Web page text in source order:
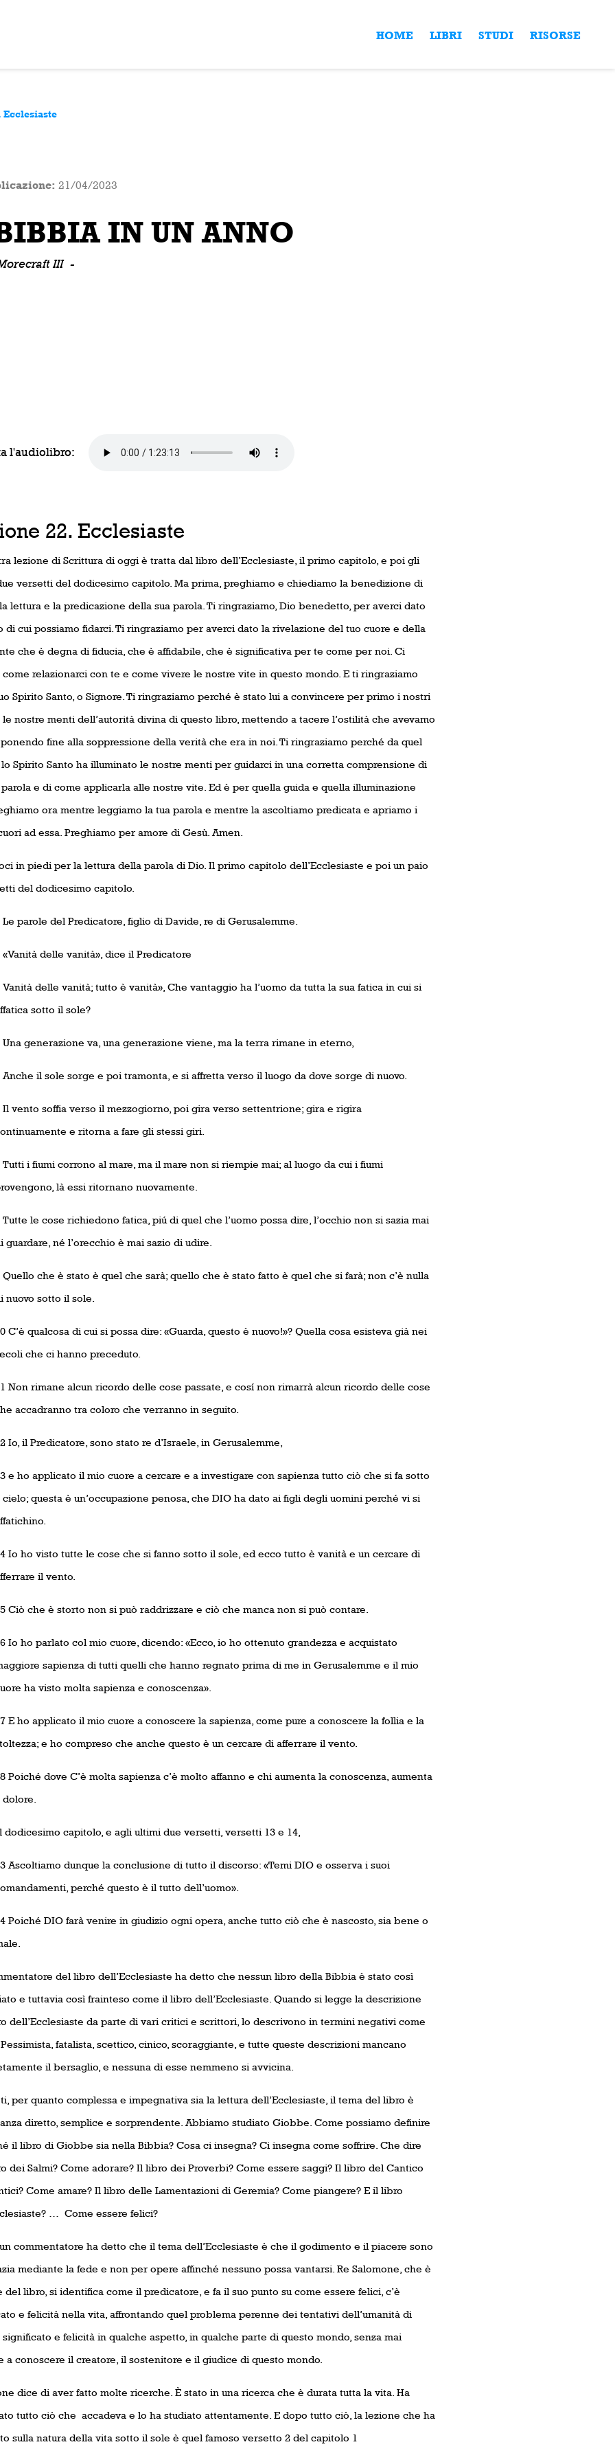
HOME LIBRI STUDI RISORSE
Ecclesiaste
21/04/2023
IN UN ANNO
III -
l'audiolibro:
22. Ecclesiaste
lezione di Scrittura di oggi è tratta dal libro dell’Ecclesiaste, il primo capitolo, e poi gli
versetti del dodicesimo capitolo. Ma prima, preghiamo e chiediamo la benedizione di
lettura e la predicazione della sua parola. Ti ringraziamo, Dio benedetto, per averci dato
di cui possiamo fidarci. Ti ringraziamo per averci dato la rivelazione del tuo cuore e della
che è degna di fiducia, che è affidabile, che è significativa per te come per noi. Ci
come relazionarci con te e come vivere le nostre vite in questo mondo. E ti ringraziamo
Spirito Santo, o Signore. Ti ringraziamo perché è stato lui a convincere per primo i nostri
nostre menti dell’autorità divina di questo libro, mettendo a tacere l’ostilità che avevamo
fine alla soppressione della verità che era in noi. Ti ringraziamo perché da quel
Spirito Santo ha illuminato le nostre menti per guidarci in una corretta comprensione di
e di come applicarla alle nostre vite. Ed è per quella guida e quella illuminazione
ora mentre leggiamo la tua parola e mentre la ascoltiamo predicata e apriamo i
ad essa. Preghiamo per amore di Gesù. Amen.
in piedi per la lettura della parola di Dio. Il primo capitolo dell’Ecclesiaste e poi un paio
del dodicesimo capitolo.
Le parole del Predicatore, figlio di Davide, re di Gerusalemme.
«Vanità delle vanità», dice il Predicatore
Vanità delle vanità; tutto è vanità», Che vantaggio ha l’uomo da tutta la sua fatica in cui si
sotto il sole?
Una generazione va, una generazione viene, ma la terra rimane in eterno,
Anche il sole sorge e poi tramonta, e si affretta verso il luogo da dove sorge di nuovo.
Il vento soffia verso il mezzogiorno, poi gira verso settentrione; gira e rigira
e ritorna a fare gli stessi giri.
Tutti i fiumi corrono al mare, ma il mare non si riempie mai; al luogo da cui i fiumi
là essi ritornano nuovamente.
Tutte le cose richiedono fatica, piú di quel che l’uomo possa dire, l’occhio non si sazia mai
guardare, né l’orecchio è mai sazio di udire.
Quello che è stato è quel che sarà; quello che è stato fatto è quel che si farà; non c’è nulla
nuovo sotto il sole.
C’è qualcosa di cui si possa dire: «Guarda, questo è nuovo!»? Quella cosa esisteva già nei
che ci hanno preceduto.
Non rimane alcun ricordo delle cose passate, e cosí non rimarrà alcun ricordo delle cose
accadranno tra coloro che verranno in seguito.
Io, il Predicatore, sono stato re d’Israele, in Gerusalemme,
e ho applicato il mio cuore a cercare e a investigare con sapienza tutto ciò che si fa sotto
cielo; questa è un’occupazione penosa, che DIO ha dato ai figli degli uomini perché vi si
Io ho visto tutte le cose che si fanno sotto il sole, ed ecco tutto è vanità e un cercare di
il vento.
Ciò che è storto non si può raddrizzare e ciò che manca non si può contare.
Io ho parlato col mio cuore, dicendo: «Ecco, io ho ottenuto grandezza e acquistato
sapienza di tutti quelli che hanno regnato prima di me in Gerusalemme e il mio
ha visto molta sapienza e conoscenza».
E ho applicato il mio cuore a conoscere la sapienza, come pure a conoscere la follia e la
e ho compreso che anche questo è un cercare di afferrare il vento.
Poiché dove C’è molta sapienza c’è molto affanno e chi aumenta la conoscenza, aumenta
dolore.
dodicesimo capitolo, e agli ultimi due versetti, versetti 13 e 14,
Ascoltiamo dunque la conclusione di tutto il discorso: «Temi DIO e osserva i suoi
perché questo è il tutto dell’uomo».
Poiché DIO farà venire in giudizio ogni opera, anche tutto ciò che è nascosto, sia bene o
del libro dell’Ecclesiaste ha detto che nessun libro della Bibbia è stato così
e tuttavia così frainteso come il libro dell’Ecclesiaste. Quando si legge la descrizione
dell’Ecclesiaste da parte di vari critici e scrittori, lo descrivono in termini negativi come
fatalista, scettico, cinico, scoraggiante, e tutte queste descrizioni mancano
il bersaglio, e nessuna di esse nemmeno si avvicina.
per quanto complessa e impegnativa sia la lettura dell’Ecclesiaste, il tema del libro è
diretto, semplice e sorprendente. Abbiamo studiato Giobbe. Come possiamo definire
il libro di Giobbe sia nella Bibbia? Cosa ci insegna? Ci insegna come soffrire. Che dire
dei Salmi? Come adorare? Il libro dei Proverbi? Come essere saggi? Il libro del Cantico
Come amare? Il libro delle Lamentazioni di Geremia? Come piangere? E il libro
… Come essere felici?
commentatore ha detto che il tema dell’Ecclesiaste è che il godimento e il piacere sono
mediante la fede e non per opere affinché nessuno possa vantarsi. Re Salomone, che è
del libro, si identifica come il predicatore, e fa il suo punto su come essere felici, c’è
e felicità nella vita, affrontando quel problema perenne dei tentativi dell’umanità di
significato e felicità in qualche aspetto, in qualche parte di questo mondo, senza mai
a conoscere il creatore, il sostenitore e il giudice di questo mondo.
dice di aver fatto molte ricerche. È stato in una ricerca che è durata tutta la vita. Ha
tutto ciò che accadeva e lo ha studiato attentamente. E dopo tutto ciò, la lezione che ha
sulla natura della vita sotto il sole è quel famoso versetto 2 del capitolo 1